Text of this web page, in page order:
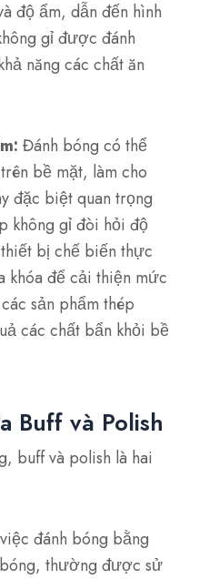
độ ẩm, dẫn đến hình
gỉ được đánh
năng các chất ăn
Đánh bóng có thể
bề mặt, làm cho
đặc biệt quan trọng
không gỉ đòi hỏi độ
bị chế biến thực
khóa để cải thiện mức
sản phẩm thép
các chất bẩn khỏi bề
Buff và Polish
buff và polish là hai
đánh bóng bằng
thường được sử